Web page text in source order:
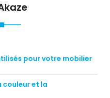
pour votre mobilier
couleur et la